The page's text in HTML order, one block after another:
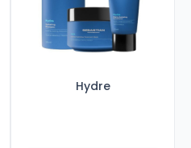
Hydre